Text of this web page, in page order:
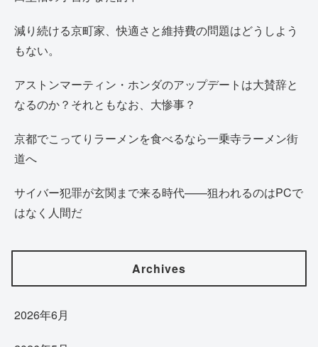
減り続ける京町家、快適さと維持費の問題はどうしよう
もない。
アストンマーティン・ホンダのアップデートは大賛辞と
なるのか？それともなお、大惨事？
京都でこってりラーメンを食べるなら一乗寺ラーメン街
道へ
サイバー犯罪が玄関まで来る時代——狙われるのはPCで
はなく人間だ
Archives
2026年6月